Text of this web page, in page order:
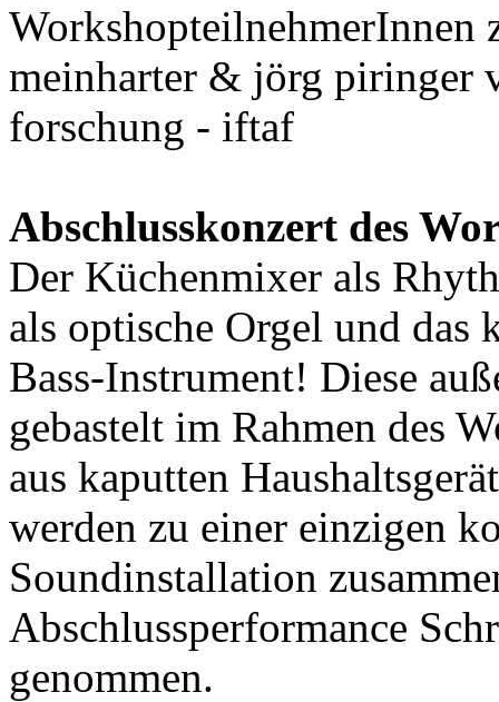
WorkshopteilnehmerInnen
meinharter & jörg piringer
forschung - iftaf
Abschlusskonzert des
Der Küchenmixer als
als optische Orgel und das
Bass-Instrument! Diese
gebastelt im Rahmen des
aus kaputten
werden zu einer einzigen
Soundinstallation
Abschlussperformance
genommen.